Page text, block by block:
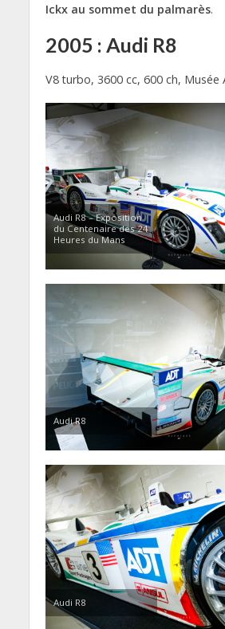
Ickx au sommet du palmarès.
2005 : Audi R8
V8 turbo, 3600 cc, 600 ch, Musée
Audi R8 – Exposition
du Centenaire des 24
Heures du Mans
Audi R8
Audi R8